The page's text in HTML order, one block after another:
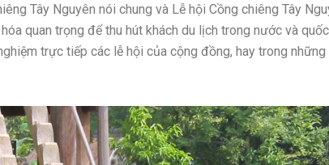
Tây Nguyên nói chung và Lễ hội Cồng chiêng Tây
quan trọng để thu hút khách du lịch trong nước và
trực tiếp các lễ hội của cộng đồng, hay trong